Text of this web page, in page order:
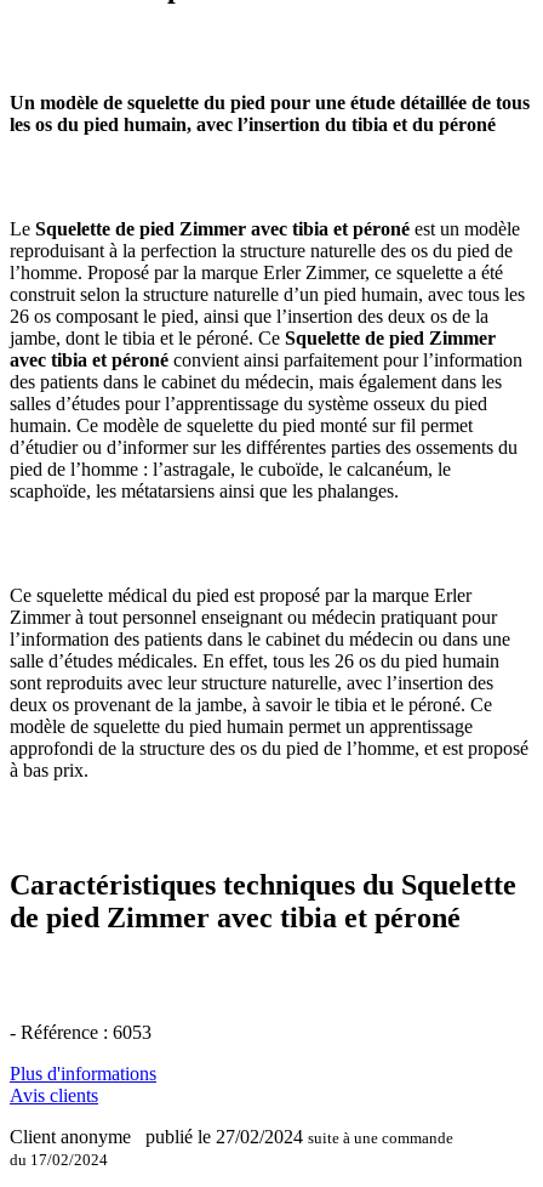
Un modèle de squelette du pied pour une étude détaillée de tous
les os du pied humain, avec l’insertion du tibia et du péroné
Le Squelette de pied Zimmer avec tibia et péroné est un modèle
reproduisant à la perfection la structure naturelle des os du pied de
l’homme. Proposé par la marque Erler Zimmer, ce squelette a été
construit selon la structure naturelle d’un pied humain, avec tous les
26 os composant le pied, ainsi que l’insertion des deux os de la
jambe, dont le tibia et le péroné. Ce Squelette de pied Zimmer
avec tibia et péroné convient ainsi parfaitement pour l’information
des patients dans le cabinet du médecin, mais également dans les
salles d’études pour l’apprentissage du système osseux du pied
humain. Ce modèle de squelette du pied monté sur fil permet
d’étudier ou d’informer sur les différentes parties des ossements du
pied de l’homme : l’astragale, le cuboïde, le calcanéum, le
scaphoïde, les métatarsiens ainsi que les phalanges.
Ce squelette médical du pied est proposé par la marque Erler
Zimmer à tout personnel enseignant ou médecin pratiquant pour
l’information des patients dans le cabinet du médecin ou dans une
salle d’études médicales. En effet, tous les 26 os du pied humain
sont reproduits avec leur structure naturelle, avec l’insertion des
deux os provenant de la jambe, à savoir le tibia et le péroné. Ce
modèle de squelette du pied humain permet un apprentissage
approfondi de la structure des os du pied de l’homme, et est proposé
à bas prix.
Caractéristiques techniques du Squelette
de pied Zimmer avec tibia et péroné
- Référence : 6053
Plus d'informations
Avis clients
Client anonyme
publié le 27/02/2024 suite à une commande
du 17/02/2024